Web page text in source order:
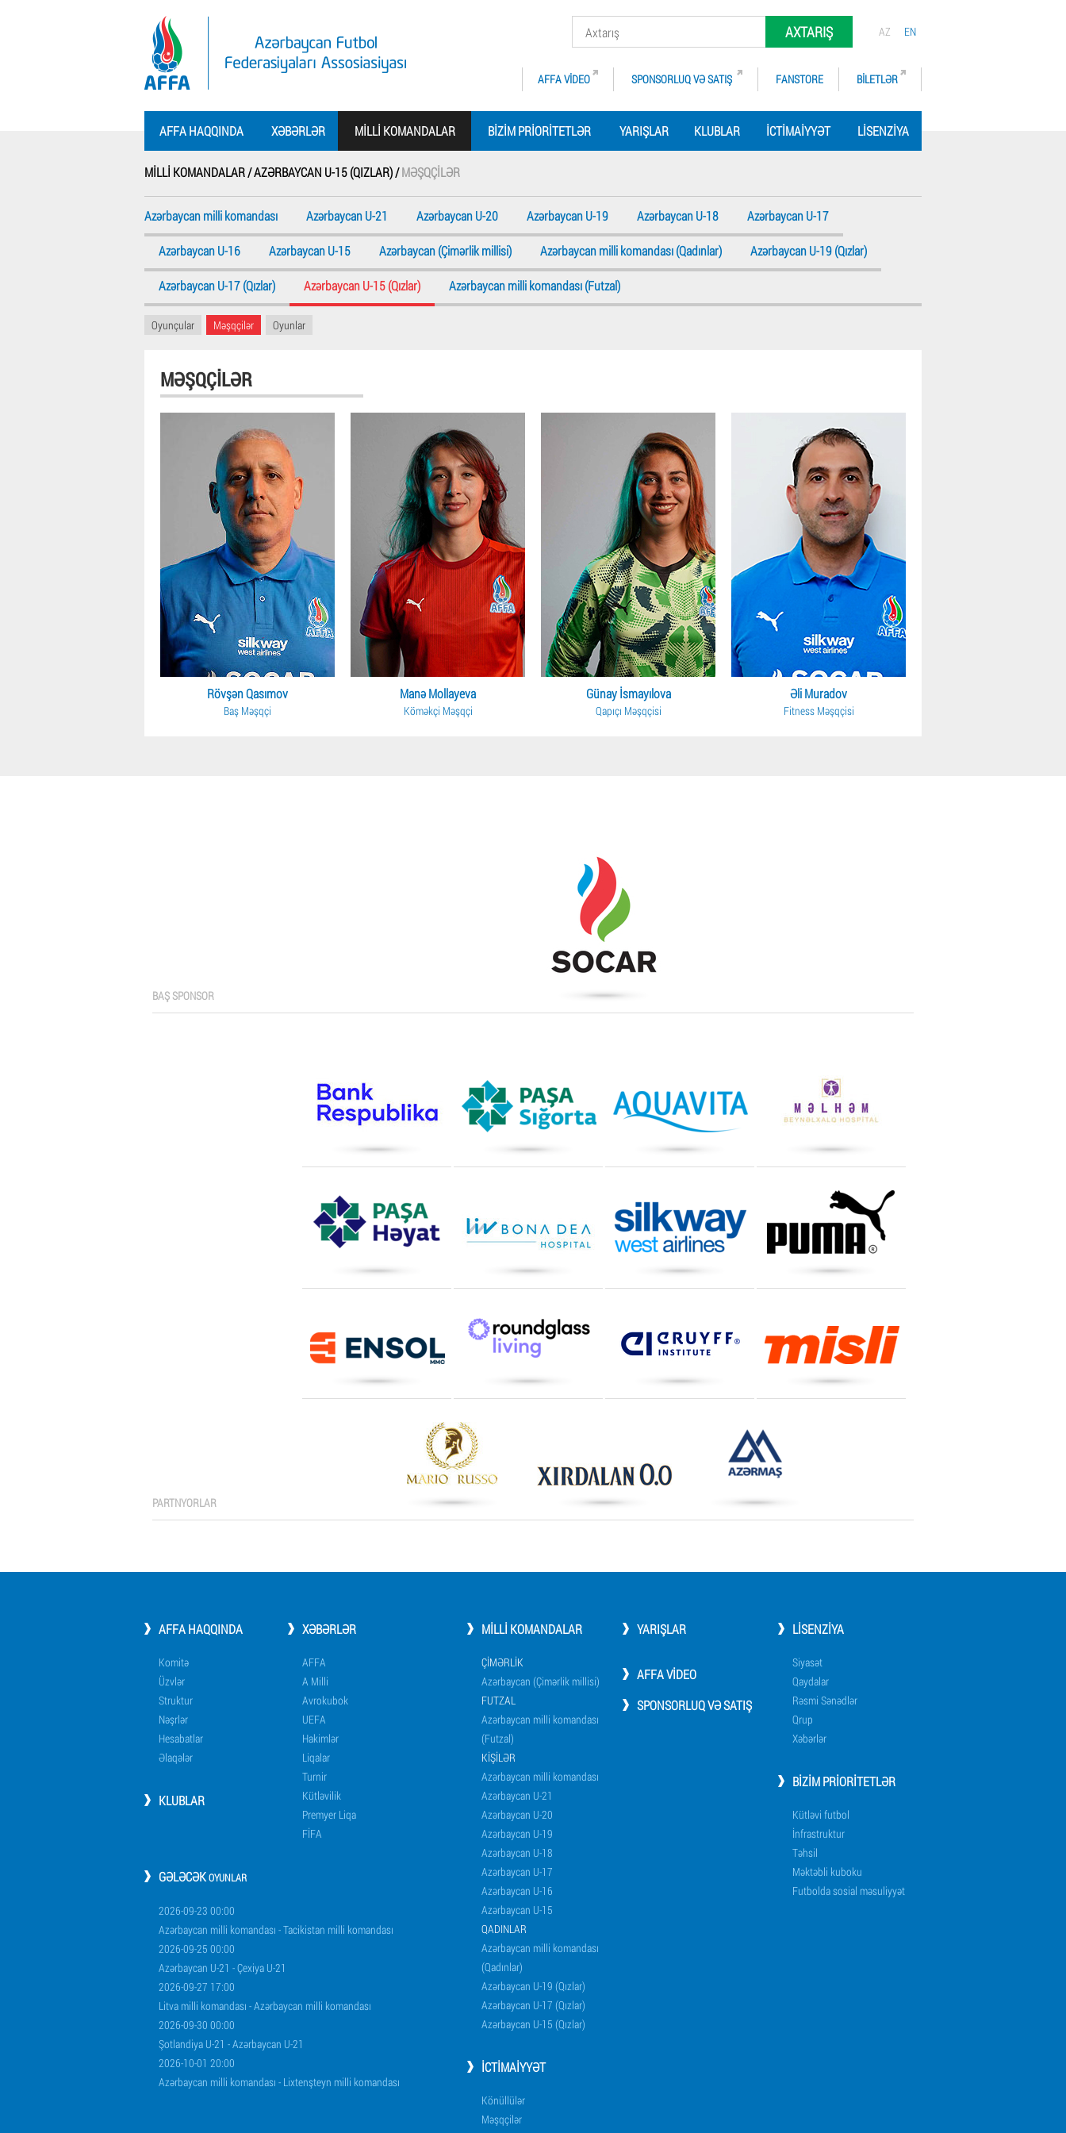
AZ EN
AXTARIŞ
AFFA VIDEO SPONSORLUQ VƏ SATIŞ FANSTORE BILETLƏR
AFFA HAQQINDA XƏBƏRLƏR MILLI KOMANDALAR BIZIM PRIORITETLƏR YARIŞLAR KLUBLAR İCTIMAIYYƏT LISENZIYA
MILLI KOMANDALAR /AZƏRBAYCAN U-15 (QIZLAR) /MƏŞQÇILƏR
Azərbaycan milli komandası Azərbaycan U-21 Azərbaycan U-20 Azərbaycan U-19 Azərbaycan U-18 Azərbaycan U-17
Azərbaycan U-16 Azərbaycan U-15 Azərbaycan (Çimərlik millisi) Azərbaycan milli komandası (Qadınlar) Azərbaycan U-19 (Qızlar)
Azərbaycan U-17 (Qızlar) Azərbaycan U-15 (Qızlar) Azərbaycan milli komandası (Futzal)
Oyunçular Məşqçilər Oyunlar
MƏŞQÇILƏR
Rövşən Qasımov
Baş Məşqçi
Manə Mollayeva
Köməkçi Məşqçi
Günay İsmayılova
Qapıçı Məşqçisi
Əli Muradov
Fitness Məşqçisi
BAŞ SPONSOR
PARTNYORLAR
AFFA HAQQINDA
Komitə
Üzvlər
Struktur
Nəşrlər
Hesabatlar
Əlaqələr
KLUBLAR
XƏBƏRLƏR
AFFA
A Milli
Avrokubok
UEFA
Hakimlər
Liqalar
Turnir
Kütləvilik
Premyer Liqa
FİFA
GƏLƏCƏKOYUNLAR
2026-09-23 00:00
Azərbaycan milli komandası - Tacikistan milli komandası
2026-09-25 00:00
Azərbaycan U-21 - Çexiya U-21
2026-09-27 17:00
Litva milli komandası - Azərbaycan milli komandası
2026-09-30 00:00
Şotlandiya U-21 - Azərbaycan U-21
2026-10-01 20:00
Azərbaycan milli komandası - Lixtenşteyn milli komandası
MILLI KOMANDALAR
ÇIMƏRLIK
Azərbaycan (Çimərlik millisi)
FUTZAL
Azərbaycan milli komandası
(Futzal)
KIŞILƏR
Azərbaycan milli komandası
Azərbaycan U-21
Azərbaycan U-20
Azərbaycan U-19
Azərbaycan U-18
Azərbaycan U-17
Azərbaycan U-16
Azərbaycan U-15
QADINLAR
Azərbaycan milli komandası
(Qadınlar)
Azərbaycan U-19 (Qızlar)
Azərbaycan U-17 (Qızlar)
Azərbaycan U-15 (Qızlar)
İCTIMAIYYƏT
Könüllülər
Məşqçilər
YARIŞLAR
AFFA VIDEO
SPONSORLUQ VƏ SATIŞ
LISENZIYA
Siyasət
Qaydalar
Rəsmi Sənədlər
Qrup
Xəbərlər
BIZIM PRIORITETLƏR
Kütləvi futbol
İnfrastruktur
Təhsil
Məktəbli kuboku
Futbolda sosial məsuliyyət